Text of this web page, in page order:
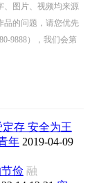
、图片、视频均来源
品的问题，请您优先
9888），我们会第
存 安全为王
年 2019-04-09
俭 融